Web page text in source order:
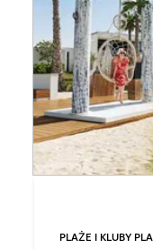
PLAŻE I KLUBY